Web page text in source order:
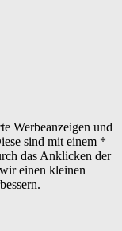
Werbeanzeigen und
sind mit einem *
das Anklicken der
einen kleinen